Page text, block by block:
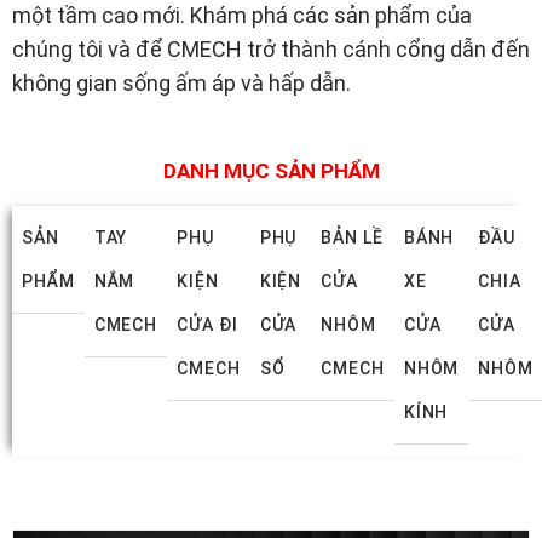
một tầm cao mới. Khám phá các sản phẩm của
chúng tôi và để CMECH trở thành cánh cổng dẫn đến
không gian sống ấm áp và hấp dẫn.
DANH MỤC SẢN PHẨM
SẢN
PHẨM
TAY
NẮM
CMECH
PHỤ
KIỆN
CỬA ĐI
CMECH
PHỤ
KIỆN
CỬA
SỔ
BẢN LỀ
CỬA
NHÔM
CMECH
BÁNH
XE
CỬA
NHÔM
KÍNH
ĐẦU
CHIA
CỬA
NHÔM